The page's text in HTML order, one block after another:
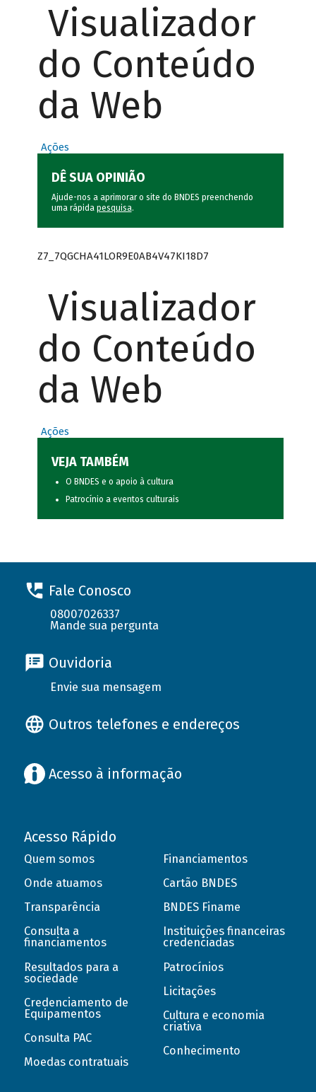
Visualizador
do Conteúdo
da Web
Ações
DÊ SUA OPINIÃO
Ajude-nos a aprimorar o site do BNDES preenchendo
uma rápida pesquisa.
Z7_7QGCHA41LOR9E0AB4V47KI18D7
Visualizador
do Conteúdo
da Web
Ações
VEJA TAMBÉM
O BNDES e o apoio à cultura
Patrocínio a eventos culturais
Fale Conosco
08007026337
Mande sua pergunta
Ouvidoria
Envie sua mensagem
Outros telefones e endereços
Acesso à informação
Acesso Rápido
Quem somos
Onde atuamos
Transparência
Consulta a
financiamentos
Resultados para a
sociedade
Credenciamento de
Equipamentos
Consulta PAC
Moedas contratuais
Financiamentos
Cartão BNDES
BNDES Finame
Instituições financeiras
credenciadas
Patrocínios
Licitações
Cultura e economia
criativa
Conhecimento